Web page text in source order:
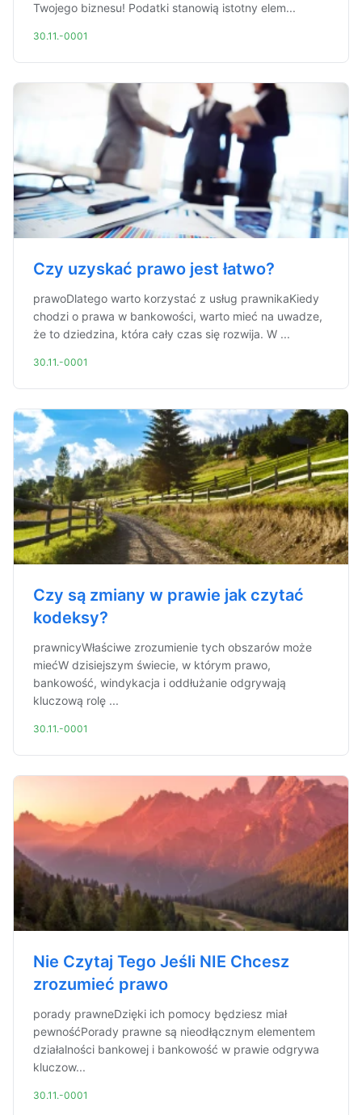
Twojego biznesu! Podatki stanowią istotny elem...
30.11.-0001
Czy uzyskać prawo jest łatwo?
prawoDlatego warto korzystać z usług prawnikaKiedy
chodzi o prawa w bankowości, warto mieć na uwadze,
że to dziedzina, która cały czas się rozwija. W ...
30.11.-0001
Czy są zmiany w prawie jak czytać
kodeksy?
prawnicyWłaściwe zrozumienie tych obszarów może
miećW dzisiejszym świecie, w którym prawo,
bankowość, windykacja i oddłużanie odgrywają
kluczową rolę ...
30.11.-0001
Nie Czytaj Tego Jeśli NIE Chcesz
zrozumieć prawo
porady prawneDzięki ich pomocy będziesz miał
pewnośćPorady prawne są nieodłącznym elementem
działalności bankowej i bankowość w prawie odgrywa
kluczow...
30.11.-0001